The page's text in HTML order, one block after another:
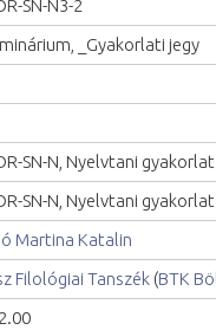
SN-N3-2
_Gyakorlati jegy
SN-N, Nyelvtani gyakorlat
SN-N, Nyelvtani
Martina Katalin
Filológiai Tanszék (BTK